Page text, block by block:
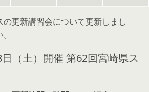
更新講習会について更新しまし
（土）開催 第62回宮崎県ス